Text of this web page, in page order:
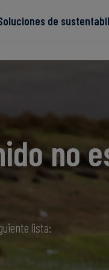
de
no
lista: